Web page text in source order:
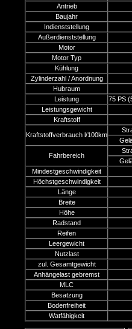
Antrieb
Baujahr
Indienststellung
Außerdienststellung
Motor
Motor Typ
Kühlung
Zylinderzahl / Anordnung
Hubraum
Leistung
75 PS
Leistungsgewicht
Kraftstoff
Kraftstoffverbrauch l/100km
Fahrbereich
Mindestgeschwindigkeit
Höchstgeschwindigkeit
Länge
Breite
Höhe
Radstand
Reifen
Leergewicht
Nutzlast
zul. Gesamtgewicht
Anhängelast gebremst
MLC
Besatzung
Bodenfreiheit
Watfähigkeit